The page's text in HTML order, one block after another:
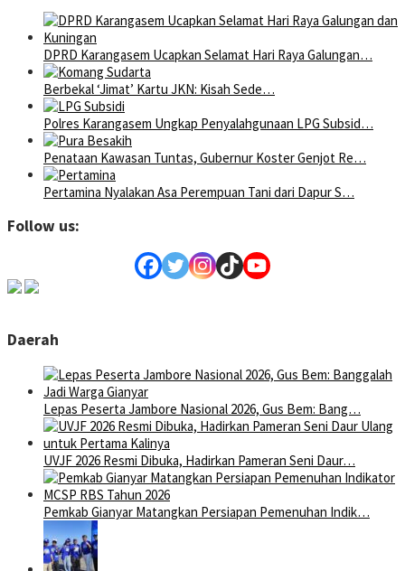
DPRD Karangasem Ucapkan Selamat Hari Raya Galungan…
Berbekal ‘Jimat’ Kartu JKN: Kisah Sede…
Polres Karangasem Ungkap Penyalahgunaan LPG Subsid…
Penataan Kawasan Tuntas, Gubernur Koster Genjot Re…
Pertamina Nyalakan Asa Perempuan Tani dari Dapur S…
Follow us:
Daerah
Lepas Peserta Jambore Nasional 2026, Gus Bem: Bang…
UVJF 2026 Resmi Dibuka, Hadirkan Pameran Seni Daur…
Pemkab Gianyar Matangkan Persiapan Pemenuhan Indik…